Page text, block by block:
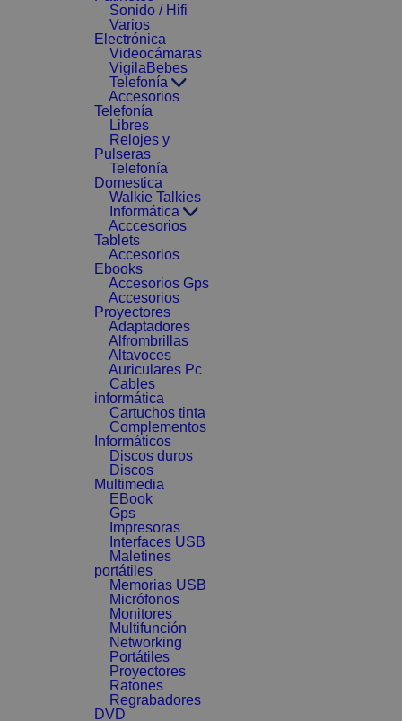
Sonido / Hifi
Varios
Electrónica
Videocámaras
VigilaBebes
Telefonía
Accesorios
Telefonía
Libres
Relojes y
Pulseras
Telefonía
Domestica
Walkie Talkies
Informática
Acccesorios
Tablets
Accesorios
Ebooks
Accesorios Gps
Accesorios
Proyectores
Adaptadores
Alfrombrillas
Altavoces
Auriculares Pc
Cables
informática
Cartuchos tinta
Complementos
Informáticos
Discos duros
Discos
Multimedia
EBook
Gps
Impresoras
Interfaces USB
Maletines
portátiles
Memorias USB
Micrófonos
Monitores
Multifunción
Networking
Portátiles
Proyectores
Ratones
Regrabadores
DVD